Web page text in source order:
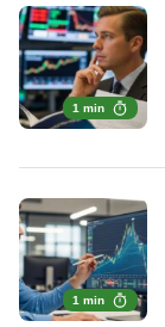
1 min
1 min